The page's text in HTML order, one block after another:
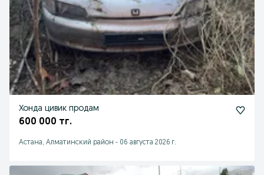
Хонда цивик продам
600 000 тг.
Астана, Алматинский район - 06 августа 2026 г.